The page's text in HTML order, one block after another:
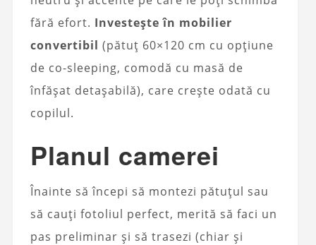
fără efort. Investește în mobilier
convertibil (pătuț 60×120 cm cu opțiune
de co-sleeping, comodă cu masă de
înfășat detașabilă), care crește odată cu
copilul.
Planul camerei
Înainte să începi să montezi pătuțul sau
să cauți fotoliul perfect, merită să faci un
pas preliminar și să trasezi (chiar și